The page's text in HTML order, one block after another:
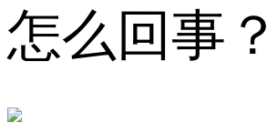
怎么回事？